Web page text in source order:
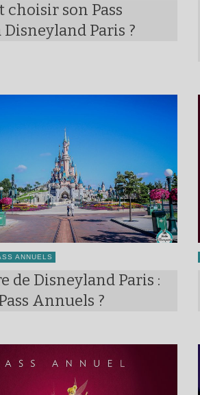
choisir son Pass
Paris ?
ANNUELS
de Disneyland Paris :
Annuels ?